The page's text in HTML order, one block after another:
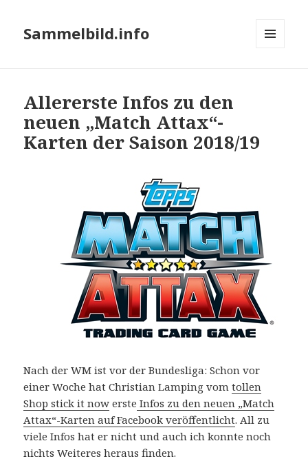
Sammelbild.info
Allererste Infos zu den
neuen „Match Attax“-
Karten der Saison 2018/19
Nach der WM ist vor der Bundesliga: Schon vor
einer Woche hat Christian Lamping vomtollen
Shop stick it now erste Infos zu den neuen „Match
Attax“-Karten auf Facebook veröffentlicht. All zu
viele Infos hat er nicht und auch ich konnte noch
nichts Weiteres heraus finden.